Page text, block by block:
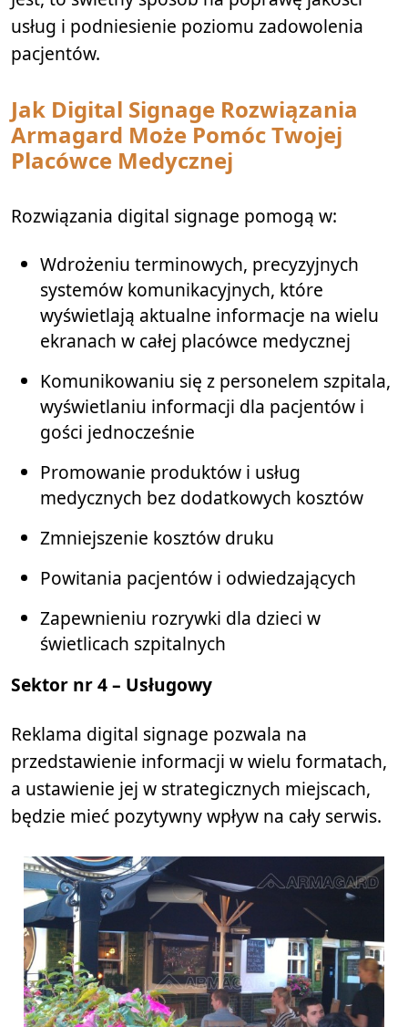
usług i podniesienie poziomu zadowolenia
pacjentów.
Jak Digital Signage Rozwiązania
Armagard Może Pomóc Twojej
Placówce Medycznej
Rozwiązania digital signage pomogą w:
Wdrożeniu terminowych, precyzyjnych
systemów komunikacyjnych, które
wyświetlają aktualne informacje na wielu
ekranach w całej placówce medycznej
Komunikowaniu się z personelem szpitala,
wyświetlaniu informacji dla pacjentów i
gości jednocześnie
Promowanie produktów i usług
medycznych bez dodatkowych kosztów
Zmniejszenie kosztów druku
Powitania pacjentów i odwiedzających
Zapewnieniu rozrywki dla dzieci w
świetlicach szpitalnych
Sektor nr 4 – Usługowy
Reklama digital signage pozwala na
przedstawienie informacji w wielu formatach,
a ustawienie jej w strategicznych miejscach,
będzie mieć pozytywny wpływ na cały serwis.